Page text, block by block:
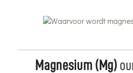
Magnesium (Mg)